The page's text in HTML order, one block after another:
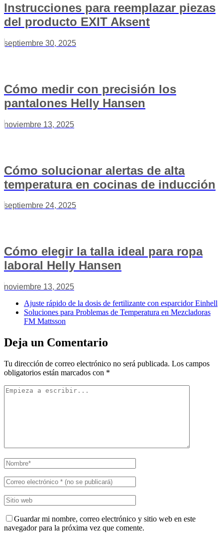
Instrucciones para reemplazar piezas
del producto EXIT Aksent
septiembre 30, 2025
Cómo medir con precisión los
pantalones Helly Hansen
noviembre 13, 2025
Cómo solucionar alertas de alta
temperatura en cocinas de inducción
septiembre 24, 2025
Cómo elegir la talla ideal para ropa
laboral Helly Hansen
noviembre 13, 2025
Ajuste rápido de la dosis de fertilizante con esparcidor Einhell
Soluciones para Problemas de Temperatura en Mezcladoras
FM Mattsson
Deja un Comentario
Tu dirección de correo electrónico no será publicada. Los campos
obligatorios están marcados con *
Guardar mi nombre, correo electrónico y sitio web en este
navegador para la próxima vez que comente.